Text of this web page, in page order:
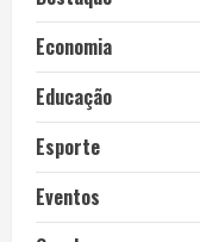
Economia
Educação
Esporte
Eventos